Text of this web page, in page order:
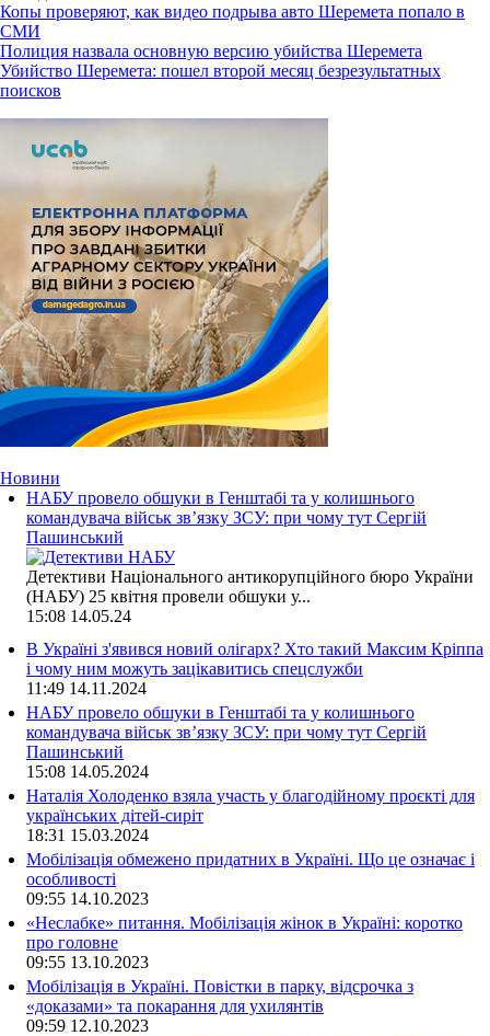
Копы проверяют, как видео подрыва авто Шеремета попало в
СМИ
Полиция назвала основную версию убийства Шеремета
Убийство Шеремета: пошел второй месяц безрезультатных
поисков
Новини
НАБУ провело обшуки в Генштабі та у колишнього
командувача військ зв’язку ЗСУ: при чому тут Сергій
Пашинський
Детективи Національного антикорупційного бюро України
(НАБУ) 25 квітня провели обшуки у...
15:08 14.05.24
В Україні з'явився новий олігарх? Хто такий Максим Кріппа
і чому ним можуть зацікавитись спецслужби
11:49 14.11.2024
НАБУ провело обшуки в Генштабі та у колишнього
командувача військ зв’язку ЗСУ: при чому тут Сергій
Пашинський
15:08 14.05.2024
Наталія Холоденко взяла участь у благодійному проєкті для
українських дітей-сиріт
18:31 15.03.2024
Мобілізація обмежено придатних в Україні. Що це означає і
особливості
09:55 14.10.2023
«Неслабке» питання. Мобілізація жінок в Україні: коротко
про головне
09:55 13.10.2023
Мобілізація в Україні. Повістки в парку, відсрочка з
«доказами» та покарання для ухилянтів
09:59 12.10.2023